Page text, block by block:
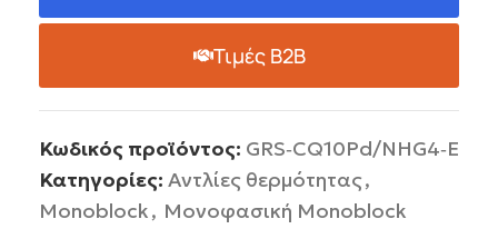
Τιμές B2B
Κωδικός προϊόντος: GRS‐CQ10Pd/NHG4‐E
Κατηγορίες: Αντλίες θερμότητας,
Monoblock, Μονοφασική Monoblock